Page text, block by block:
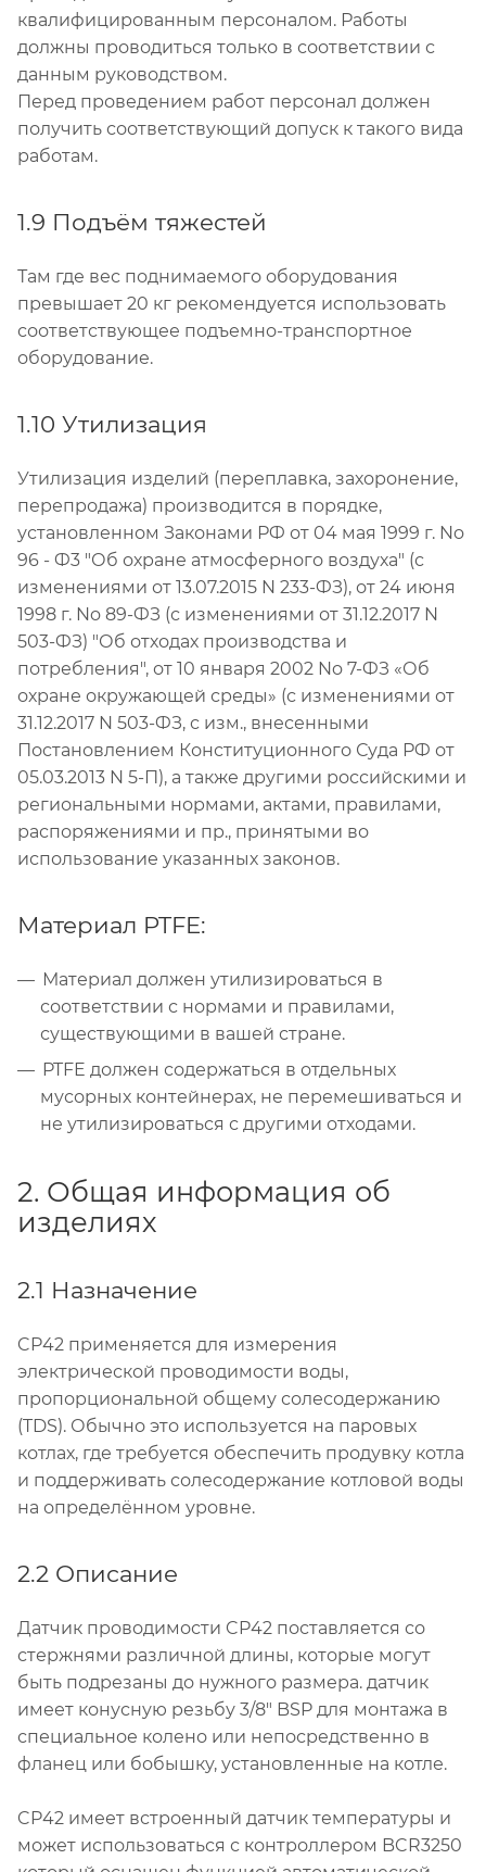
квалифицированным персоналом. Работы
должны проводиться только в соответствии с
данным руководством.
Перед проведением работ персонал должен
получить соответствующий допуск к такого вида
работам.
1.9 Подъём тяжестей
Там где вес поднимаемого оборудования
превышает 20 кг рекомендуется использовать
соответствующее подъемно-транспортное
оборудование.
1.10 Утилизация
Утилизация изделий (переплавка, захоронение,
перепродажа) производится в порядке,
установленном Законами РФ от 04 мая 1999 г. No
96 - Ф3 "Об охране атмосферного воздуха" (с
изменениями от 13.07.2015 N 233-ФЗ), от 24 июня
1998 г. No 89-ФЗ (с изменениями от 31.12.2017 N
503-ФЗ) "Об отходах производства и
потребления", от 10 января 2002 No 7-ФЗ «Об
охране окружающей среды» (с изменениями от
31.12.2017 N 503-ФЗ, с изм., внесенными
Постановлением Конституционного Суда РФ от
05.03.2013 N 5-П), а также другими российскими и
региональными нормами, актами, правилами,
распоряжениями и пр., принятыми во
использование указанных законов.
Материал PTFE:
Материал должен утилизироваться в
соответствии с нормами и правилами,
существующими в вашей стране.
PTFE должен содержаться в отдельных
мусорных контейнерах, не перемешиваться и
не утилизироваться с другими отходами.
2. Общая информация об
изделиях
2.1 Назначение
CP42 применяется для измерения
электрической проводимости воды,
пропорциональной общему солесодержанию
(TDS). Обычно это используется на паровых
котлах, где требуется обеспечить продувку котла
и поддерживать солесодержание котловой воды
на определённом уровне.
2.2 Описание
Датчик проводимости CP42 поставляется со
стержнями различной длины, которые могут
быть подрезаны до нужного размера. датчик
имеет конусную резьбу 3/8" BSP для монтажа в
специальное колено или непосредственно в
фланец или бобышку, установленные на котле.
CP42 имеет встроенный датчик температуры и
может использоваться с контроллером BCR3250